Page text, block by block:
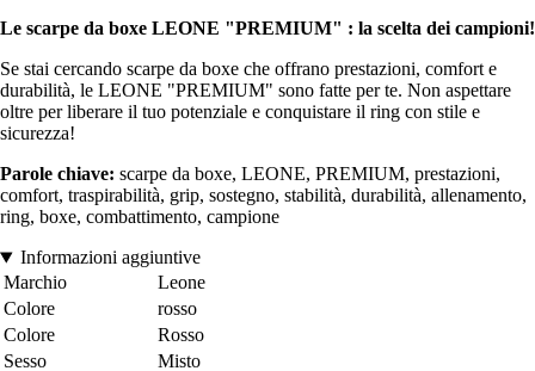
Le scarpe da boxe LEONE "PREMIUM" : la scelta dei campioni!
Se stai cercando scarpe da boxe che offrano prestazioni, comfort e
durabilità, le LEONE "PREMIUM" sono fatte per te. Non aspettare
oltre per liberare il tuo potenziale e conquistare il ring con stile e
sicurezza!
Parole chiave: scarpe da boxe, LEONE, PREMIUM, prestazioni,
comfort, traspirabilità, grip, sostegno, stabilità, durabilità, allenamento,
ring, boxe, combattimento, campione
Informazioni aggiuntive
Marchio
Leone
Colore
rosso
Colore
Rosso
Sesso
Misto